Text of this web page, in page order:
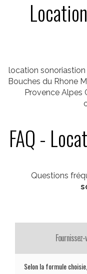
location
Bouches du Rhone
Provence Alpes
FAQ -
Questions
Selon la formule